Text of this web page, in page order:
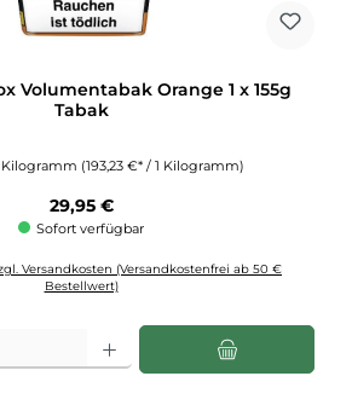
Volumentabak Orange 1 x 155g
Tabak
Kilogramm (193,23 €* / 1 Kilogramm)
Regulärer Preis:
29,95 €
Sofort verfügbar
Versandkosten (Versandkostenfrei ab 50 €
Bestellwert)
gewünschten Wert ein oder benutze die Schaltflächen